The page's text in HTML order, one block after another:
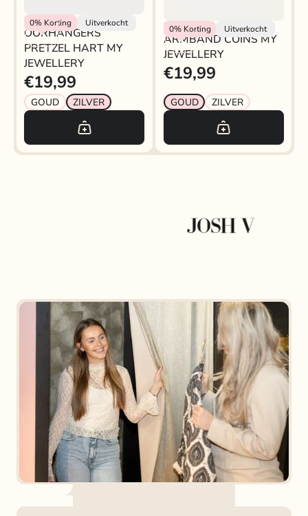
0% Korting Uitverkocht
My Jewellery
OORHANGERS
PRETZEL HART MY
JEWELLERY
€19,99
GOUD ZILVER
0%Korting Uitverkocht
Rokjeklokje
ARMBAND COINS MY
JEWELLERY
€19,99
GOUD ZILVER